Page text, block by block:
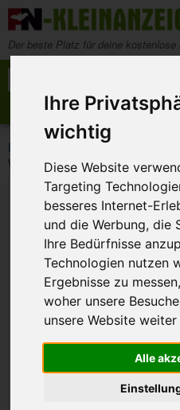
Ihre
wichtig
Diese Website
Targeting
besseres Internet-
und die Werbung, die
Ihre Bedürfnisse
Technologien nutzen
Ergebnisse zu
woher unsere
unsere Website
Alle
Zum Inhalt springen
Der beste Platz für deine kostenlose
Anzeige aufgeben
FN-Kleinanzeigen >
Winterjacke